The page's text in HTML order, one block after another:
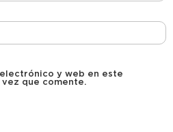
y web en este
que comente.